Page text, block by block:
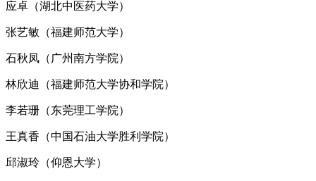
应卓（湖北中医药大学）
张艺敏（福建师范大学）
石秋凤（广州南方学院）
林欣迪（福建师范大学协和学院）
李若珊（东莞理工学院）
王真香（中国石油大学胜利学院）
邱淑玲（仰恩大学）